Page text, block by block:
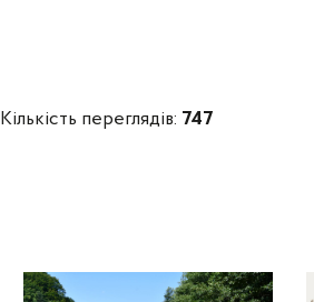
Кількість переглядів: 747